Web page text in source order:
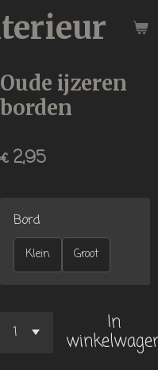
Oude ijzeren
borden
€ 2,95
Bord
Klein Groot
In